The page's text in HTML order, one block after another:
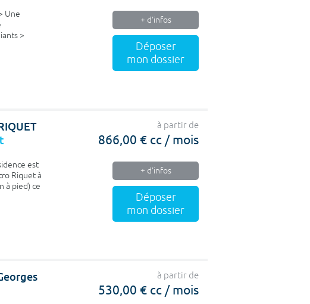
Une
>
+ d'infos
Déposer
mon dossier
est
Riquet à
à pied) ce
à partir de
866,00 € cc / mois
+ d'infos
Déposer
mon dossier
à partir de
530,00 € cc / mois